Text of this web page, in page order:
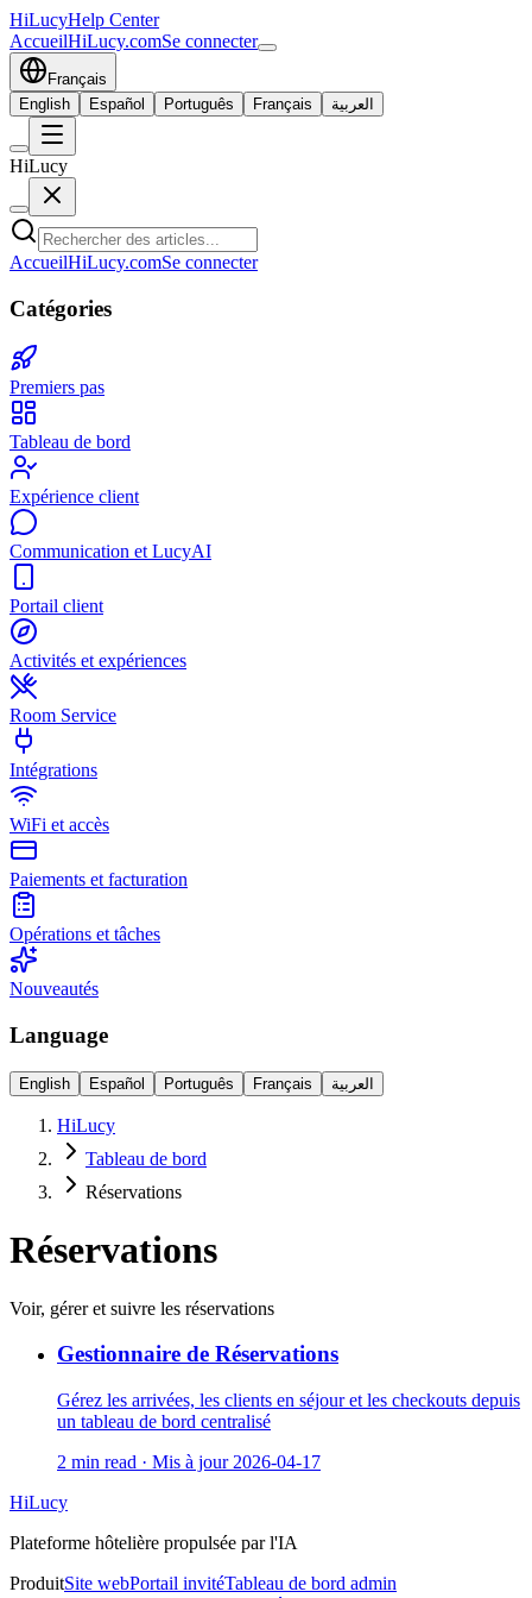
HiLucyHelp Center
AccueilHiLucy.comSe connecter
Français
English
Español Português Français العربية
HiLucy
AccueilHiLucy.comSe connecter
Catégories
Premiers pas
Tableau de bord
Expérience client
Communication et LucyAI
Portail client
Activités et expériences
Room Service
Intégrations
WiFi et accès
Paiements et facturation
Opérations et tâches
Nouveautés
Language
English Español Português Français العربية
HiLucy
Tableau de bord
Réservations
Réservations
Voir, gérer et suivre les réservations
Gestionnaire de Réservations
Gérez les arrivées, les clients en séjour et les checkouts depuis
un tableau de bord centralisé
2 min read · Mis à jour 2026-04-17
HiLucy
Plateforme hôtelière propulsée par l'IA
ProduitSite webPortail invitéTableau de bord admin